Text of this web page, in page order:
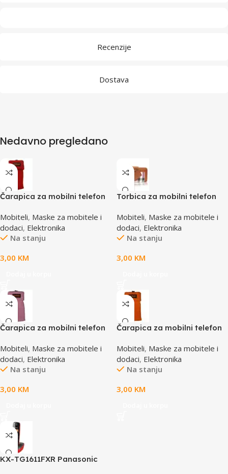
Recenzije
Dostava
Nedavno pregledano
Čarapica za mobilni telefon
65x100mm
Mobiteli, Maske za mobitele i
dodaci, Elektronika
Na stanju
3,00 KM
Torbica za mobilni telefon
110x43x17mm
Mobiteli, Maske za mobitele i
dodaci, Elektronika
Na stanju
3,00 KM
Čarapica za mobilni telefon
65x100mm
Mobiteli, Maske za mobitele i
dodaci, Elektronika
Na stanju
3,00 KM
Čarapica za mobilni telefon
65x100mm
Mobiteli, Maske za mobitele i
dodaci, Elektronika
Na stanju
3,00 KM
KX-TG1611FXR Panasonic